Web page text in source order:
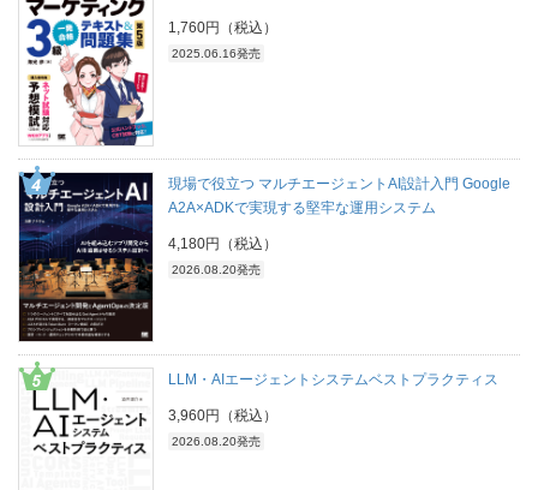
1,760円（税込）
2025.06.16発売
現場で役立つ マルチエージェントAI設計入門 Google
A2A×ADKで実現する堅牢な運用システム
4,180円（税込）
2026.08.20発売
LLM・AIエージェントシステムベストプラクティス
3,960円（税込）
2026.08.20発売